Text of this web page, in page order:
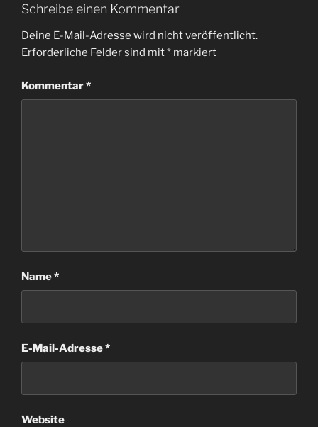
Schreibe einen Kommentar
Deine E-Mail-Adresse wird nicht veröffentlicht.
Erforderliche Felder sind mit* markiert
Kommentar*
Name*
E-Mail-Adresse*
Website